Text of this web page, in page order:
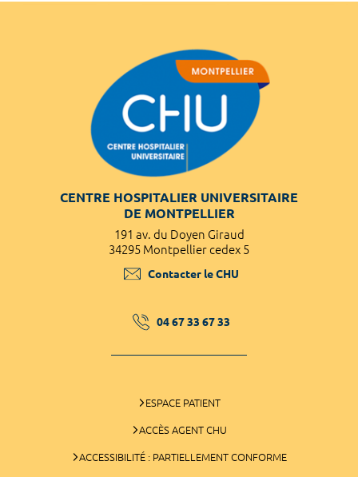
CENTRE HOSPITALIER UNIVERSITAIRE
DE MONTPELLIER
191 av. du Doyen Giraud
34295 Montpellier cedex 5
Contacter le CHU
04 67 33 67 33
ESPACE PATIENT
ACCÈS AGENT CHU
ACCESSIBILITÉ : PARTIELLEMENT CONFORME